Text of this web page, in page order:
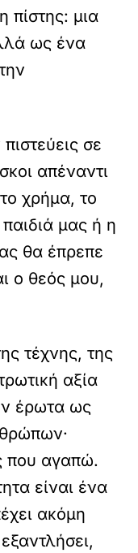
πίστης: μια
ως ένα
σε
απέναντι
χρήμα, το
μας ή η
θα έπρεπε
ο θεός μου,
τέχνης, της
αξία
έρωτα ως
που αγαπώ.
είναι ένα
ακόμη